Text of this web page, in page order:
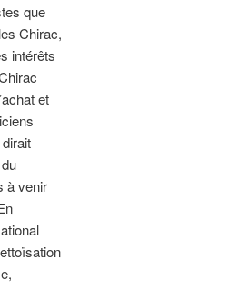
que
Chirac,
intérêts
et
à venir